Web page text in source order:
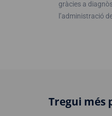
gràcies a
l’administració
Tregui més